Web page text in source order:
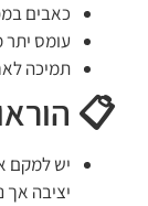
כאבים
עומס יתר
תמיכה
📋
יש למקם
יציבה